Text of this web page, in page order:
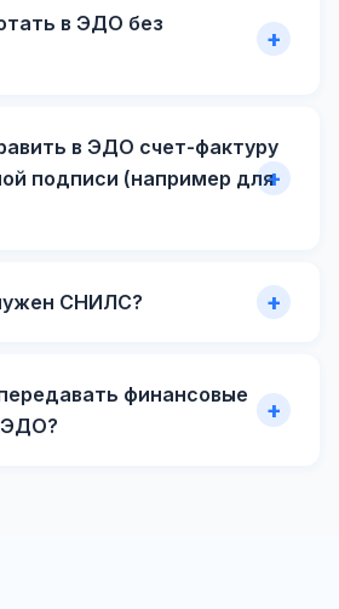
в ЭДО без
в ЭДО счет-фактуру
подписи (например для
СНИЛС?
финансовые
ЭДО?